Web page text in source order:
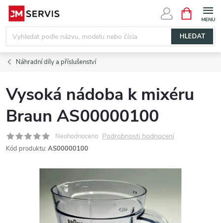
Přejít
obsah
HLEDAT
NÁKUPNÍ
KOŠÍK
Náhradní díly a příslušenství
Vysoká nádoba k mixéru
Braun AS00000100
Neohodnoceno Podrobnosti hodnocení
Kód produktu: AS00000100